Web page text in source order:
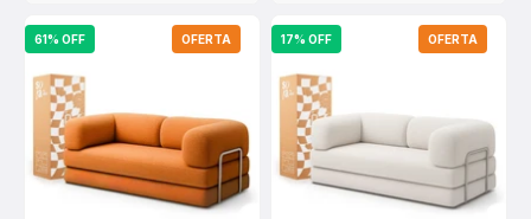
61% OFF OFERTA 17% OFF OFERTA